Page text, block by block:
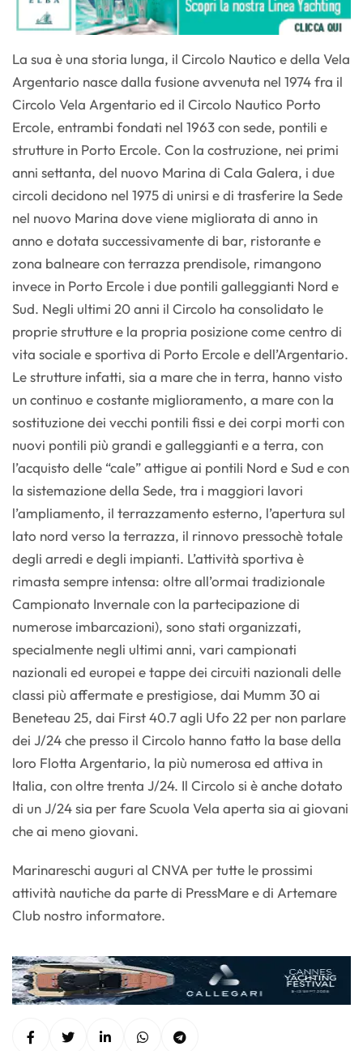
La sua è una storia lunga, il Circolo Nautico e della Vela
Argentario nasce dalla fusione avvenuta nel 1974 fra il
Circolo Vela Argentario ed il Circolo Nautico Porto
Ercole, entrambi fondati nel 1963 con sede, pontili e
strutture in Porto Ercole. Con la costruzione, nei primi
anni settanta, del nuovo Marina di Cala Galera, i due
circoli decidono nel 1975 di unirsi e di trasferire la Sede
nel nuovo Marina dove viene migliorata di anno in
anno e dotata successivamente di bar, ristorante e
zona balneare con terrazza prendisole, rimangono
invece in Porto Ercole i due pontili galleggianti Nord e
Sud. Negli ultimi 20 anni il Circolo ha consolidato le
proprie strutture e la propria posizione come centro di
vita sociale e sportiva di Porto Ercole e dell’Argentario.
Le strutture infatti, sia a mare che in terra, hanno visto
un continuo e costante miglioramento, a mare con la
sostituzione dei vecchi pontili fissi e dei corpi morti con
nuovi pontili più grandi e galleggianti e a terra, con
l’acquisto delle “cale” attigue ai pontili Nord e Sud e con
la sistemazione della Sede, tra i maggiori lavori
l’ampliamento, il terrazzamento esterno, l’apertura sul
lato nord verso la terrazza, il rinnovo pressochè totale
degli arredi e degli impianti. L’attività sportiva è
rimasta sempre intensa: oltre all’ormai tradizionale
Campionato Invernale con la partecipazione di
numerose imbarcazioni), sono stati organizzati,
specialmente negli ultimi anni, vari campionati
nazionali ed europei e tappe dei circuiti nazionali delle
classi più affermate e prestigiose, dai Mumm 30 ai
Beneteau 25, dai First 40.7 agli Ufo 22 per non parlare
dei J/24 che presso il Circolo hanno fatto la base della
loro Flotta Argentario, la più numerosa ed attiva in
Italia, con oltre trenta J/24. Il Circolo si è anche dotato
di un J/24 sia per fare Scuola Vela aperta sia ai giovani
che ai meno giovani.
Marinareschi auguri al CNVA per tutte le prossimi
attività nautiche da parte di PressMare e di Artemare
Club nostro informatore.